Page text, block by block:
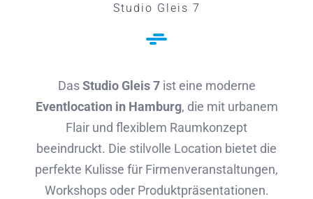
Studio Gleis 7
DasStudio Gleis 7ist eine moderne
Eventlocation in Hamburg, die mit urbanem
Flair und flexiblem Raumkonzept
beeindruckt. Die stilvolle Location bietet die
perfekte Kulisse für Firmenveranstaltungen,
Workshops oder Produktpräsentationen.